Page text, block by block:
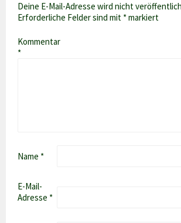
Deine E-Mail-Adresse wird nicht
Erforderliche Felder sind mit *markiert
Kommentar
*
Name *
E-Mail-
Adresse *